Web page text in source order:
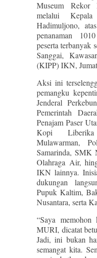
Museum Rekor
melalui
Hadimuljono,
penanaman
peserta terbanyak
Sanggai,
(KIPP) IKN,
Aksi ini
pemangku
Jenderal
Pemerintah
Penajam Paser
Kopi
Mulawarman,
Samarinda,
Olahraga Air,
IKN lainnya.
dukungan
Pupuk Kaltim,
Nusantara, serta
“Saya memohon
MURI, dicatat
Jadi, ini bukan
semangat kita.